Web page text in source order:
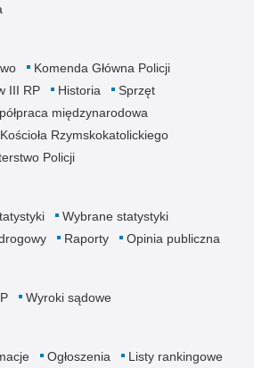
Komenda Główna Policji
III RP Historia
Sprzęt
międzynarodowa
Rzymskokatolickiego
Policji
Wybrane statystyki
Raporty Opinia publiczna
Wyroki sądowe
Ogłoszenia
Listy rankingowe